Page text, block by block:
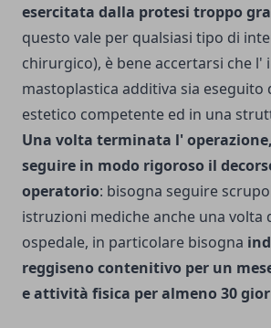
esercitata dalla protesi troppo
questo vale per qualsiasi tipo di
chirurgico), è bene accertarsi che l'
mastoplastica additiva sia eseguito
estetico competente ed in una
Una volta terminata l'
seguire in modo rigoroso il
operatorio: bisogna seguire
istruzioni mediche anche una volta
ospedale, in particolare bisogna
reggiseno contenitivo per un
e attività fisica per almeno 30